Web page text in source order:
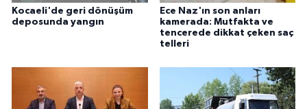
Kocaeli'de geri dönüşüm
deposunda yangın
Ece Naz'ın son anları
kamerada: Mutfakta ve
tencerede dikkat çeken saç
telleri